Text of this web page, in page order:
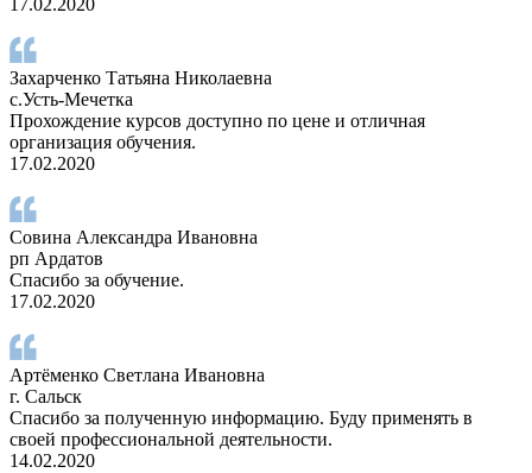
Захарченко Татьяна Николаевна
с.Усть-Мечетка
Прохождение курсов доступно по цене и отличная
организация обучения.
17.02.2020
Совина Александра Ивановна
рп Ардатов
Спасибо за обучение.
17.02.2020
Артёменко Светлана Ивановна
г. Сальск
Спасибо за полученную информацию. Буду применять в
своей профессиональной деятельности.
14.02.2020